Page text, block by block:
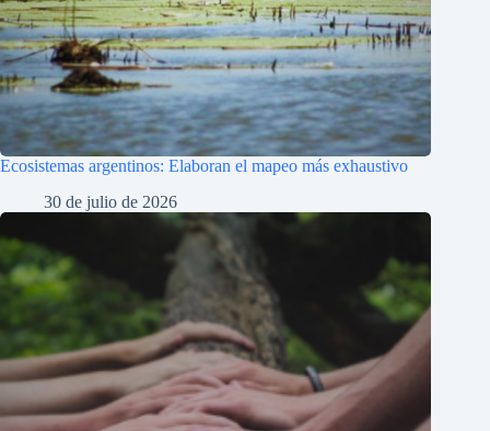
Ecosistemas argentinos: Elaboran el mapeo más exhaustivo
30 de julio de 2026